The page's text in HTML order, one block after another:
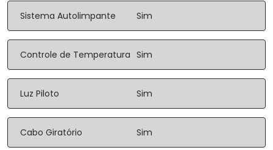
Sistema Autolimpante Sim
Controle de Temperatura Sim
Luz Piloto Sim
Cabo Giratório Sim